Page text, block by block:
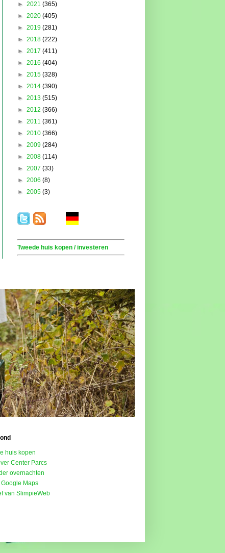
► 2021 (365)
► 2020 (405)
► 2019 (281)
► 2018 (222)
► 2017 (411)
► 2016 (404)
► 2015 (328)
► 2014 (390)
► 2013 (515)
► 2012 (366)
► 2011 (361)
► 2010 (366)
► 2009 (284)
► 2008 (114)
► 2007 (33)
► 2006 (8)
► 2005 (3)
Tweede huis kopen / investeren
huis kopen
Center Parcs
overnachten
Google Maps
van SlimpieWeb